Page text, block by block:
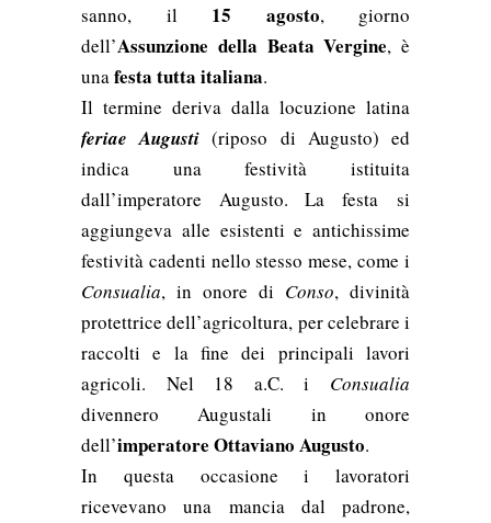
sanno, il 15 agosto, giorno
dell’Assunzione della Beata Vergine, è
unafesta tutta italiana.
Il termine deriva dalla locuzione latina
feriae Augusti (riposo di Augusto) ed
indica una festività istituita
dall’imperatore Augusto. La festa si
aggiungeva alle esistenti e antichissime
festività cadenti nello stesso mese, come i
Consualia, in onore di Conso, divinità
protettrice dell’agricoltura, per celebrare i
raccolti e la fine dei principali lavori
agricoli. Nel 18 a.C. i Consualia
divennero Augustali in onore
dell’imperatore Ottaviano Augusto.
In questa occasione i lavoratori
ricevevano una mancia dal padrone,